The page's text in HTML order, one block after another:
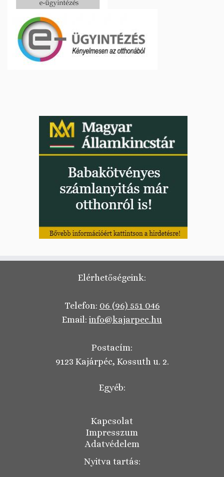
Elérhetőségeink:
Telefon: 06 (96) 551 046
Email: info@kajarpec.hu
Postacím:
9123 Kajárpéc, Kossuth u. 2.
Egyéb:
Kapcsolat
Impresszum
Adatvédelem
Nyitva tartás: